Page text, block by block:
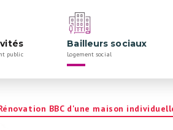
public
Bailleurs sociaux
Logement social
BBC d'une maison